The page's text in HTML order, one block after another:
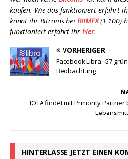
kaufen. Wie das funktioniert erfahrt
könnt ihr Bitcoins bei BitMEX(1:100)
funktioniert erfahrt ihr hier.
VORHERIGER
Facebook Libra: G7
Beobachtung
IOTA findet mit Primority Partner
HINTERLASSE JETZT EINEN